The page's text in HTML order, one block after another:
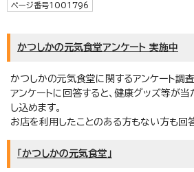
ページ番号1001796
かつしかの元気食堂アンケート 実施中
かつしかの元気食堂に関するアンケート調
アンケートに回答すると、健康グッズ等が
し込めます。
お店を利用したことのある方もない方も回
「かつしかの元気食堂」